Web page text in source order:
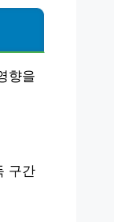
향을
구간